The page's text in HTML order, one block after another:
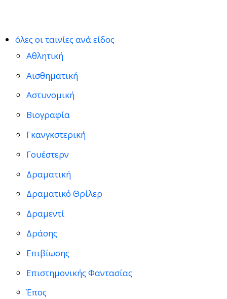
όλες οι ταινίες ανά είδος
Αθλητική
Αισθηματική
Αστυνομική
Βιογραφία
Γκανγκστερική
Γουέστερν
Δραματική
Δραματικό Θρίλερ
Δραμεντί
Δράσης
Επιβίωσης
Επιστημονικής Φαντασίας
Έπος